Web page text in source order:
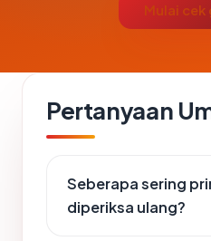
Mulai
Pertanyaan
Seberapa sering
diperiksa ulang?